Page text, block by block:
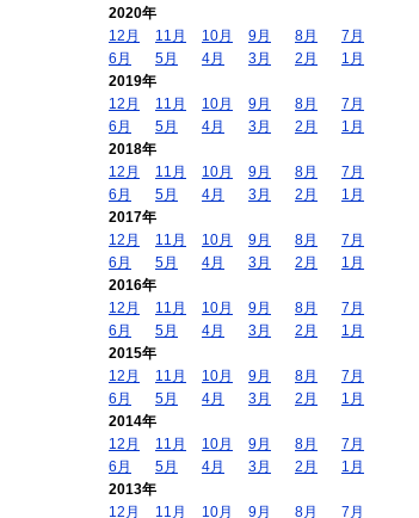
2020年
12月
11月 10月 9月 8月
7月
6月
5月 4月 3月 2月
1月
2019年
12月
11月 10月 9月 8月
7月
6月
5月 4月 3月 2月
1月
2018年
12月
11月 10月 9月 8月
7月
6月
5月 4月 3月 2月
1月
2017年
12月
11月 10月 9月 8月
7月
6月
5月 4月 3月 2月
1月
2016年
12月
11月 10月 9月 8月
7月
6月
5月 4月 3月 2月
1月
2015年
12月
11月 10月 9月 8月
7月
6月
5月 4月 3月 2月
1月
2014年
12月
11月 10月 9月 8月
7月
6月
5月 4月 3月 2月
1月
2013年
12月
11月 10月 9月 8月 7月